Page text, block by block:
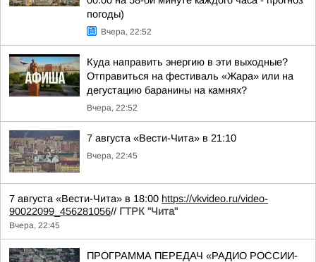
погоды)
Вчера, 22:52
Куда направить энергию в эти выходные?
Отправиться на фестиваль «Жара» или на
дегустацию баранины на камнях?
Вчера, 22:52
7 августа «Вести-Чита» в 21:10
Вчера, 22:45
7 августа «Вести-Чита» в 18:00 https://vkvideo.ru/video-
90022099_456281056// ГТРК "Чита"
Вчера, 22:45
ПРОГРАММА ПЕРЕДАЧ «РАДИО РОССИИ-